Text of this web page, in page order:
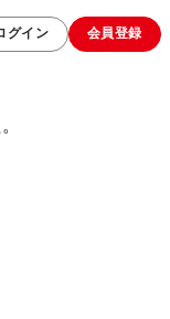
グイン 会員登録